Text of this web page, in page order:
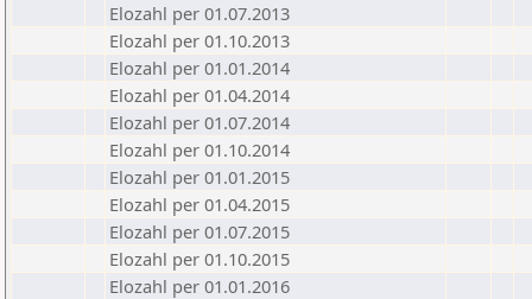
Elozahl per 01.07.2013
Elozahl per 01.10.2013
Elozahl per 01.01.2014
Elozahl per 01.04.2014
Elozahl per 01.07.2014
Elozahl per 01.10.2014
Elozahl per 01.01.2015
Elozahl per 01.04.2015
Elozahl per 01.07.2015
Elozahl per 01.10.2015
Elozahl per 01.01.2016